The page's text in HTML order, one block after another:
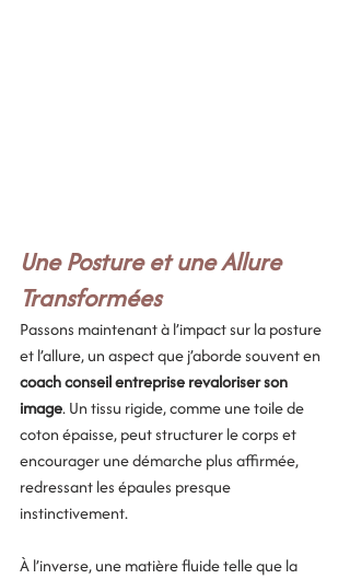
Une Posture et une Allure
Transformées
Passons maintenant à l’impact sur la posture
et l’allure, un aspect que j’aborde souvent en
coach conseil entreprise revaloriser son
image. Un tissu rigide, comme une toile de
coton épaisse, peut structurer le corps et
encourager une démarche plus affirmée,
redressant les épaules presque
instinctivement.
À l’inverse, une matière fluide telle que la